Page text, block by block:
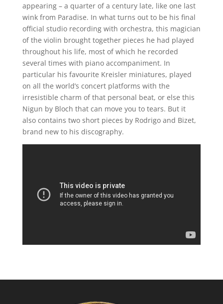
appearing – a quarter of a century late, like one last
wink from Paradise. In what turns out to be his final
official studio recording with orchestra, this magician
of the violin brought together pieces he had played
throughout his life, most of which he recorded
several times with piano accompaniment. In
particular his favourite Kreisler miniatures, played
on all the world’s concert platforms with the
irresistible charm of that personal beat, or else this
Nigun by Bloch that can move you to tears. But it
also contains two short pieces by Rodrigo and Bizet,
brand new to his discography.